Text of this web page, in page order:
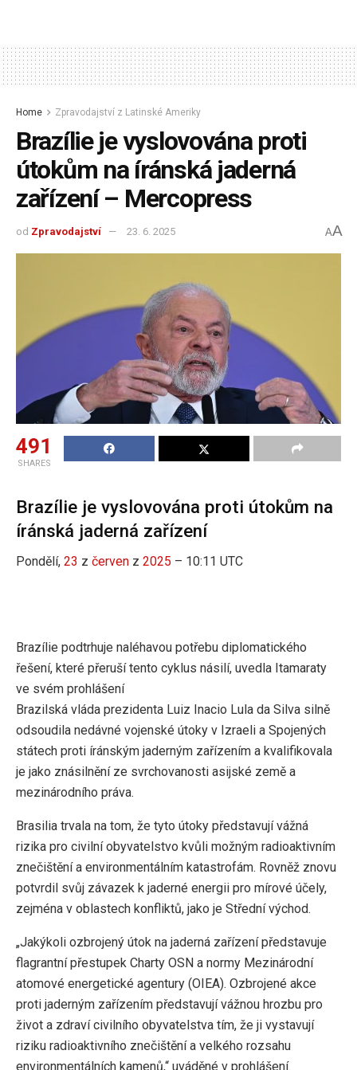
Home Zpravodajství z Latinské Ameriky
Brazílie je vyslovována proti
útokům na íránská jaderná
zařízení – Mercopress
od Zpravodajství 23. 6. 2025 AA
491
SHARES
Brazílie je vyslovována proti útokům na
íránská jaderná zařízení
Pondělí, 23 z červen z 2025 – 10:11 UTC
Brazílie podtrhuje naléhavou potřebu diplomatického
řešení, které přeruší tento cyklus násilí, uvedla Itamaraty
ve svém prohlášení
Brazilská vláda prezidenta Luiz Inacio Lula da Silva silně
odsoudila nedávné vojenské útoky v Izraeli a Spojených
státech proti íránským jaderným zařízením a kvalifikovala
je jako znásilnění ze svrchovanosti asijské země a
mezinárodního práva.
Brasilia trvala na tom, že tyto útoky představují vážná
rizika pro civilní obyvatelstvo kvůli možným radioaktivním
znečištění a environmentálním katastrofám. Rovněž znovu
potvrdil svůj závazek k jaderné energii pro mírové účely,
zejména v oblastech konfliktů, jako je Střední východ.
„Jakýkoli ozbrojený útok na jaderná zařízení představuje
flagrantní přestupek Charty OSN a normy Mezinárodní
atomové energetické agentury (OIEA). Ozbrojené akce
proti jaderným zařízením představují vážnou hrozbu pro
život a zdraví civilního obyvatelstva tím, že ji vystavují
riziku radioaktivního znečištění a velkého rozsahu
environmentálních kamenů,“ uváděné v prohlášení.